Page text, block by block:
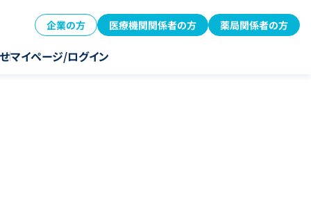
企業の方 医療機関関係者の方 薬局関係者の方
マイページ/ログイン